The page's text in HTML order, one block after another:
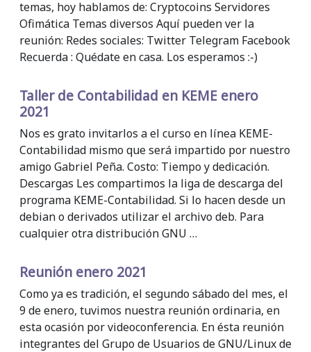
temas, hoy hablamos de: Cryptocoins Servidores
Ofimática Temas diversos Aquí pueden ver la
reunión: Redes sociales: Twitter Telegram Facebook
Recuerda : Quédate en casa. Los esperamos :-)
Taller de Contabilidad en KEME enero
2021
Nos es grato invitarlos a el curso en línea KEME-
Contabilidad mismo que será impartido por nuestro
amigo Gabriel Peña. Costo: Tiempo y dedicación.
Descargas Les compartimos la liga de descarga del
programa KEME-Contabilidad. Si lo hacen desde un
debian o derivados utilizar el archivo deb. Para
cualquier otra distribución GNU …
Reunión enero 2021
Como ya es tradición, el segundo sábado del mes, el
9 de enero, tuvimos nuestra reunión ordinaria, en
esta ocasión por videoconferencia. En ésta reunión
integrantes del Grupo de Usuarios de GNU/Linux de